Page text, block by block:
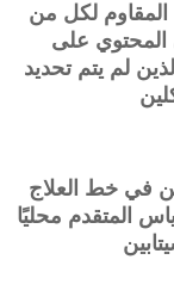
المقاوم لكل من
المحتوي على
لم يتم تحديد
في خط العلاج
المتقدم محليًا